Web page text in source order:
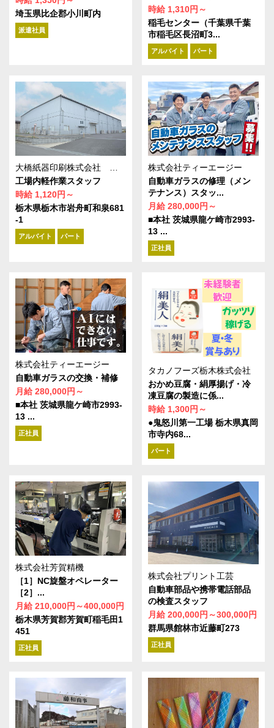
埼玉県比企郡小川町内
派遣社員
時給 1,310円～
稲毛センター（千葉県千葉
市稲毛区長沼町3...
アルバイト パート
大橋紙器印刷株式会社 岩舟工場
工場内軽作業スタッフ
時給 1,120円～
栃木県栃木市岩舟町和泉681
-1
アルバイト パート
株式会社ティーエージー
自動車ガラスの修理（メン
テナンス）スタッ...
月給 280,000円～
■本社 茨城県龍ケ崎市2993-
13 ...
正社員
株式会社ティーエージー
自動車ガラスの交換・補修
月給 280,000円～
■本社 茨城県龍ケ崎市2993-
13 ...
正社員
タカノフーズ栃木株式会社
おかめ豆腐・絹厚揚げ・冷
凍豆腐の製造に係...
時給 1,300円～
●鬼怒川第一工場 栃木県真岡
市寺内68...
パート
株式会社芳賀精機
［1］NC旋盤オペレーター
［2］...
月給 210,000円～400,000円
栃木県芳賀郡芳賀町稲毛田1
451
正社員
株式会社プリント工芸
自動車部品や携帯電話部品
の検査スタッフ
月給 200,000円～300,000円
群馬県館林市近藤町273
正社員